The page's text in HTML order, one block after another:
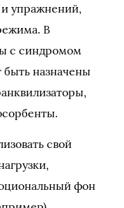
упражнений,
В
с синдромом
быть назначены
свой
фон